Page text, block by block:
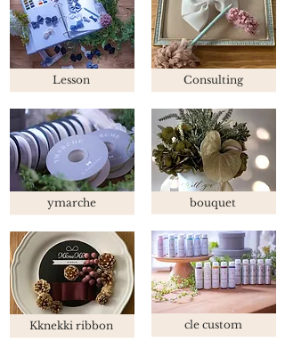
​Lesson
ymarche
Kknekki ribbon
Consulting
bouquet
cle custom